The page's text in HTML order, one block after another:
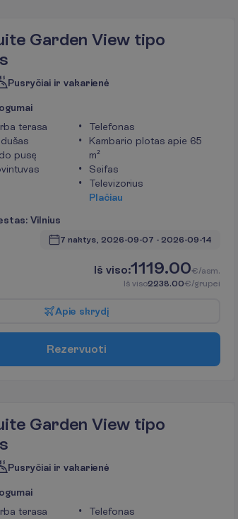
Garden View tipo
Pusryčiai ir vakarienė
ogumai
terasa
pusę
Telefonas
Kambario plotas apie 65
m²
Seifas
Televizorius
Plačiau
stas: Vilnius
7 naktys, 2026-09-07 - 2026-09-14
Iš viso:1119.00€/asm.
Iš viso2238.00€/grupei
Apie skrydį
Rezervuoti
Garden View tipo
Pusryčiai ir vakarienė
ogumai
terasa
Telefonas